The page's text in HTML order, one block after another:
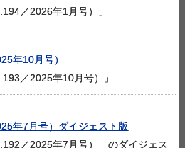
／2026年1月号）」
年10月号）
／2025年10月号）」
年7月号）ダイジェスト版
／2025年7月号）」のダイジェス